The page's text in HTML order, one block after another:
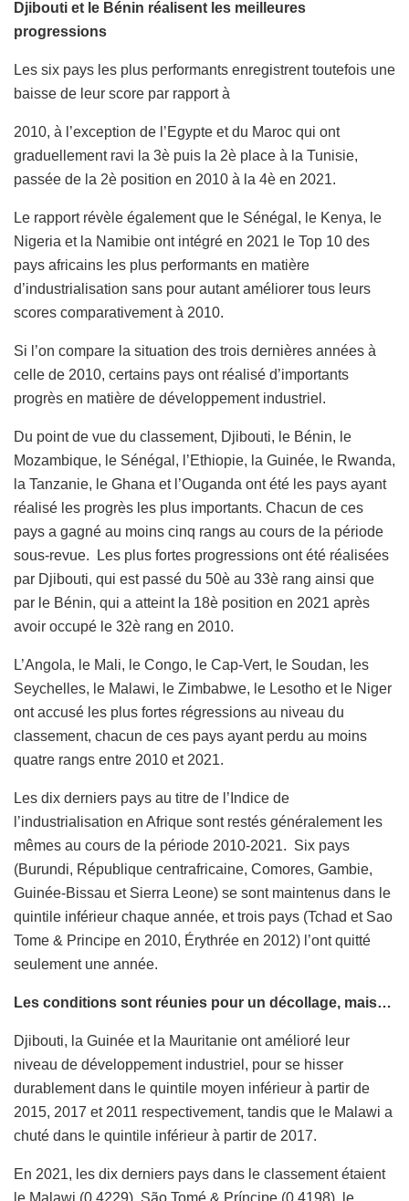
Djibouti et le Bénin réalisent les meilleures
progressions
Les six pays les plus performants enregistrent toutefois une
baisse de leur score par rapport à
2010, à l’exception de l’Egypte et du Maroc qui ont
graduellement ravi la 3è puis la 2è place à la Tunisie,
passée de la 2è position en 2010 à la 4è en 2021.
Le rapport révèle également que le Sénégal, le Kenya, le
Nigeria et la Namibie ont intégré en 2021 le Top 10 des
pays africains les plus performants en matière
d’industrialisation sans pour autant améliorer tous leurs
scores comparativement à 2010.
Si l’on compare la situation des trois dernières années à
celle de 2010, certains pays ont réalisé d’importants
progrès en matière de développement industriel.
Du point de vue du classement, Djibouti, le Bénin, le
Mozambique, le Sénégal, l’Ethiopie, la Guinée, le Rwanda,
la Tanzanie, le Ghana et l’Ouganda ont été les pays ayant
réalisé les progrès les plus importants. Chacun de ces
pays a gagné au moins cinq rangs au cours de la période
sous-revue. Les plus fortes progressions ont été réalisées
par Djibouti, qui est passé du 50è au 33è rang ainsi que
par le Bénin, qui a atteint la 18è position en 2021 après
avoir occupé le 32è rang en 2010.
L’Angola, le Mali, le Congo, le Cap-Vert, le Soudan, les
Seychelles, le Malawi, le Zimbabwe, le Lesotho et le Niger
ont accusé les plus fortes régressions au niveau du
classement, chacun de ces pays ayant perdu au moins
quatre rangs entre 2010 et 2021.
Les dix derniers pays au titre de l’Indice de
l’industrialisation en Afrique sont restés généralement les
mêmes au cours de la période 2010-2021. Six pays
(Burundi, République centrafricaine, Comores, Gambie,
Guinée-Bissau et Sierra Leone) se sont maintenus dans le
quintile inférieur chaque année, et trois pays (Tchad et Sao
Tome & Principe en 2010, Érythrée en 2012) l’ont quitté
seulement une année.
Les conditions sont réunies pour un décollage, mais…
Djibouti, la Guinée et la Mauritanie ont amélioré leur
niveau de développement industriel, pour se hisser
durablement dans le quintile moyen inférieur à partir de
2015, 2017 et 2011 respectivement, tandis que le Malawi a
chuté dans le quintile inférieur à partir de 2017.
En 2021, les dix derniers pays dans le classement étaient
le Malawi (0,4229), São Tomé & Príncipe (0,4198), le